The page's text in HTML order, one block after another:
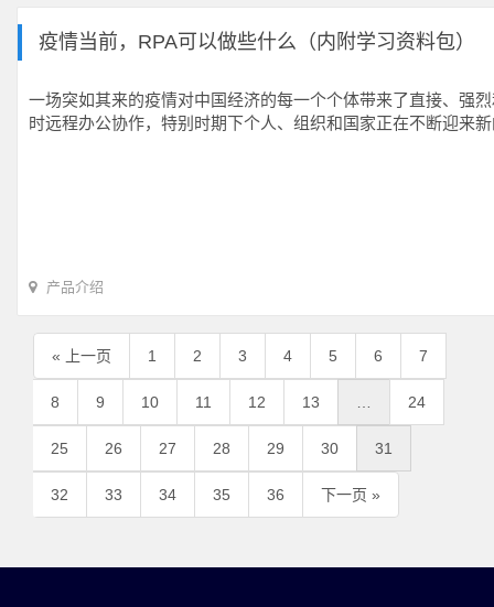
疫情当前，RPA可以做些什么（内附学习资料包）
一场突如其来的疫情对中国经济的每一个个体带来了直接、强
时远程办公协作，特别时期下个人、组织和国家正在不断迎来
产品介绍
« 上一页 1 2 3 4 5 6 7
8 9 10 11 12 13 24
25 26 27 28 29 30 31
32 33 34 35 36 下一页 »